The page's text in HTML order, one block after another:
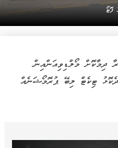
ފޮޓޯ
ދިމާކޮށް މޯލްޑިވިއަންއިން
ރުފިޔާއަށް ދެކޮޅު ޓިކެޓް ލިބޭ ޕުރޮމޯޝަނެއް